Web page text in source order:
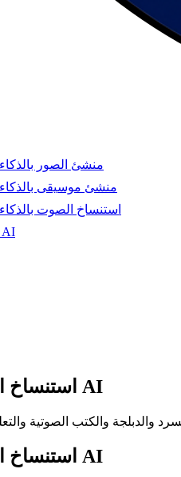
منشئ الصور
منشئ موسيقى
استنساخ الصوت
مولد الفيديو AI
OVOV استنساخ الصوت AI
OVOV استنساخ الصوت AI